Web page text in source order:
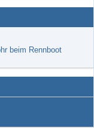
beim Rennboot